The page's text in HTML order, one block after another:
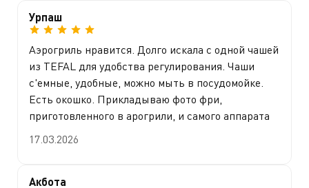
Урпаш
Аэрогриль нравится. Долго искала с одной чашей
из TEFAL для удобства регулирования. Чаши
с'емные, удобные, можно мыть в посудомойке.
Есть окошко. Прикладываю фото фри,
приготовленного в арогрили, и самого аппарата
17.03.2026
Акбота